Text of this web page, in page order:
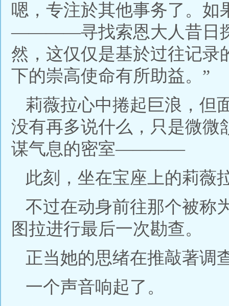
嗯，专注於其他事务了。如
————寻找索恩大人昔日探
然，这仅仅是基於过往记录
下的崇高使命有所助益。”
莉薇拉心中捲起巨浪，但
没有再多说什么，只是微微
谋气息的密室————
此刻，坐在宝座上的莉薇
不过在动身前往那个被称
图拉进行最后一次勘查。
正当她的思绪在推敲著调
一个声音响起了。